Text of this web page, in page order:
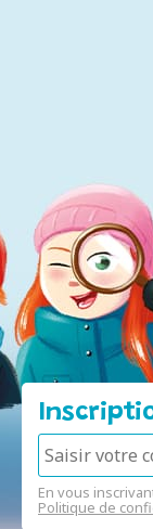
En vous
Politique de